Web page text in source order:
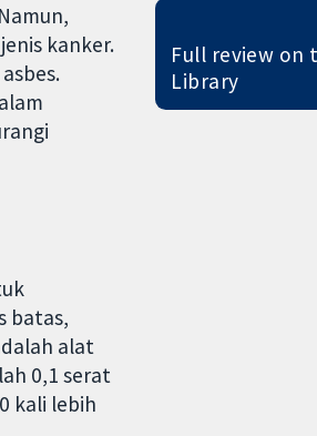
kanker.
batas,
alat
0,1 serat
kali lebih
Full review on
Library